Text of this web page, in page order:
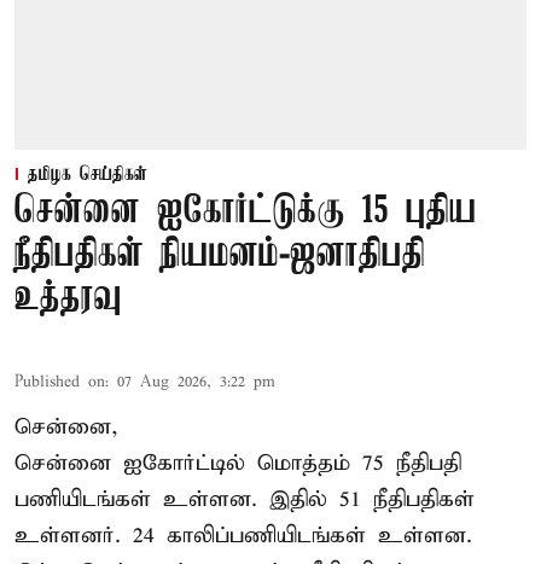
தமிழக செய்திகள்
சென்னை ஐகோர்ட்டுக்கு 15 புதிய
நீதிபதிகள் நியமனம்-ஜனாதிபதி
உத்தரவு
Published on: 07 Aug 2026, 3:22 pm
சென்னை,
சென்னை ஐகோர்ட்டில் மொத்தம் 75 நீதிபதி
பணியிடங்கள் உள்ளன. இதில் 51 நீதிபதிகள்
உள்ளனர். 24 காலிப்பணியிடங்கள் உள்ளன.